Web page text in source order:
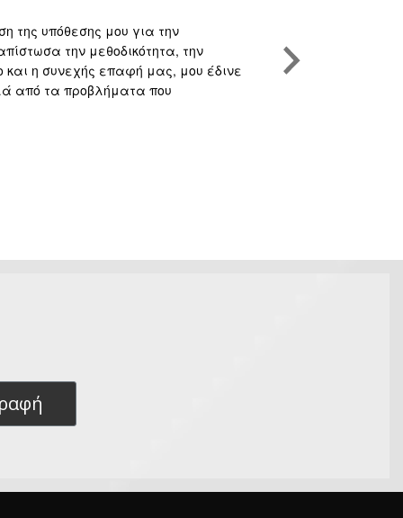
της υπόθεσης μου για την
την μεθοδικότητα, την
η συνεχής επαφή μας, μου έδινε
από τα προβλήματα που